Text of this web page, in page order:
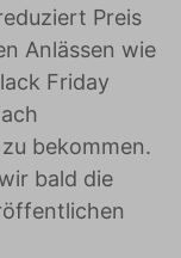
Preis
Anlässen wie
Friday
bekommen.
bald die